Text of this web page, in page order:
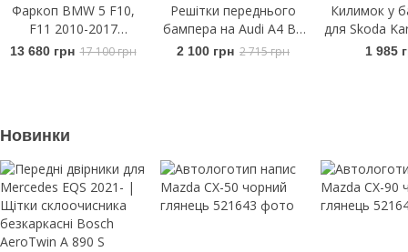
Фаркоп BMW 5 F10,
F11 2010-2017
вертикальний автомат
13 680 грн 17 100 грн
Решітки переднього
бампера на Audi A4 B8
2011-2015 Black
2 100 грн 2 715 грн
Килимок у
для Skoda
з
1 985
Новинки